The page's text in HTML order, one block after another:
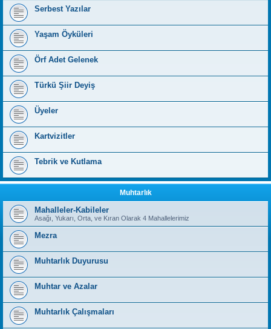
Serbest Yazılar
Yaşam Öyküleri
Örf Adet Gelenek
Türkü Şiir Deyiş
Üyeler
Kartvizitler
Tebrik ve Kutlama
Muhtarlık
Mahalleler-Kabileler
Asağı, Yukarı, Orta, ve Kıran Olarak 4 Mahallelerimiz
Mezra
Muhtarlık Duyurusu
Muhtar ve Azalar
Muhtarlık Çalışmaları